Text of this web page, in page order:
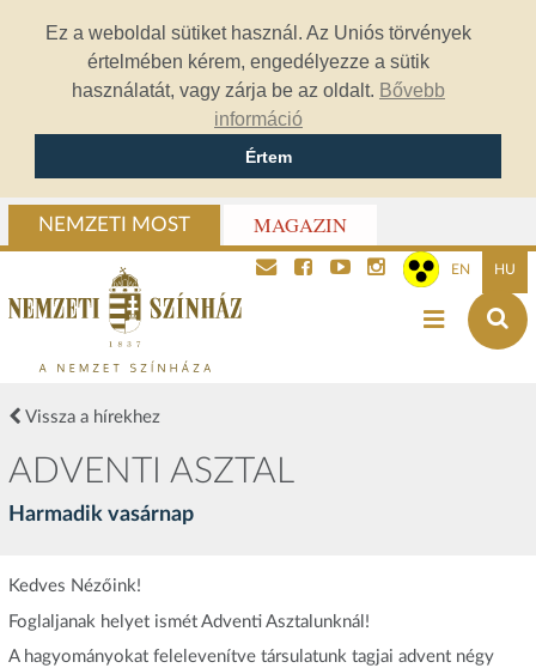
Ez a weboldal sütiket használ. Az Uniós törvények
értelmében kérem, engedélyezze a sütik
használatát, vagy zárja be az oldalt. Bővebb
információ
Értem
NEMZETI MOST MAGAZIN
EN HU
Vissza a hírekhez
ADVENTI ASZTAL
Harmadik vasárnap
Kedves Nézőink!
Foglaljanak helyet ismét Adventi Asztalunknál!
A hagyományokat felelevenítve társulatunk tagjai advent négy